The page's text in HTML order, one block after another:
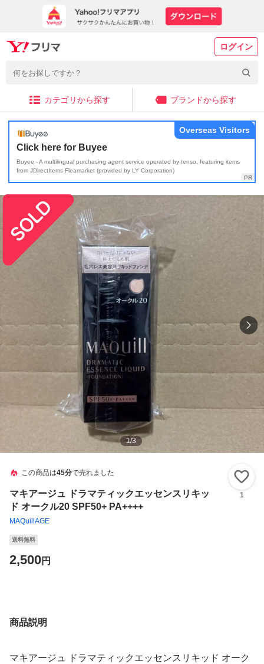
ログイン
カテゴリから探す ブランドから探す
Click here for Buyee
Buyee - A multilingual purchasing agent service operated by tenso, featuring items
from JDirectItems Fleamarket (provided by LY Corporation)
Overseas Visitors
1/3
この商品は45分で売れました
マキアージュ ドラマティックエッセンスリキッ
ド オークル20 SPF50+ PA++++
MAQuillAGE
1
送料無料
2,500円
商品説明
マキアージュ ドラマティックエッセンスリキッド オーク